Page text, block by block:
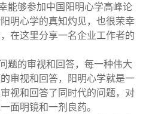
名单
规
们
能够参加中国阳明心学高峰论
明心学的真知灼见，也很荣幸
在这里分享一名企业工作者的
题的审视和回答，每一种伟大
审视和回答，阳明心学就是一
视和回答了同时代的问题，对
面明镜和一剂良药。